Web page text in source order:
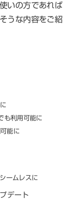
いの方であれば
うな内容をご紹
利用可能に
能に
ームレスに
デート